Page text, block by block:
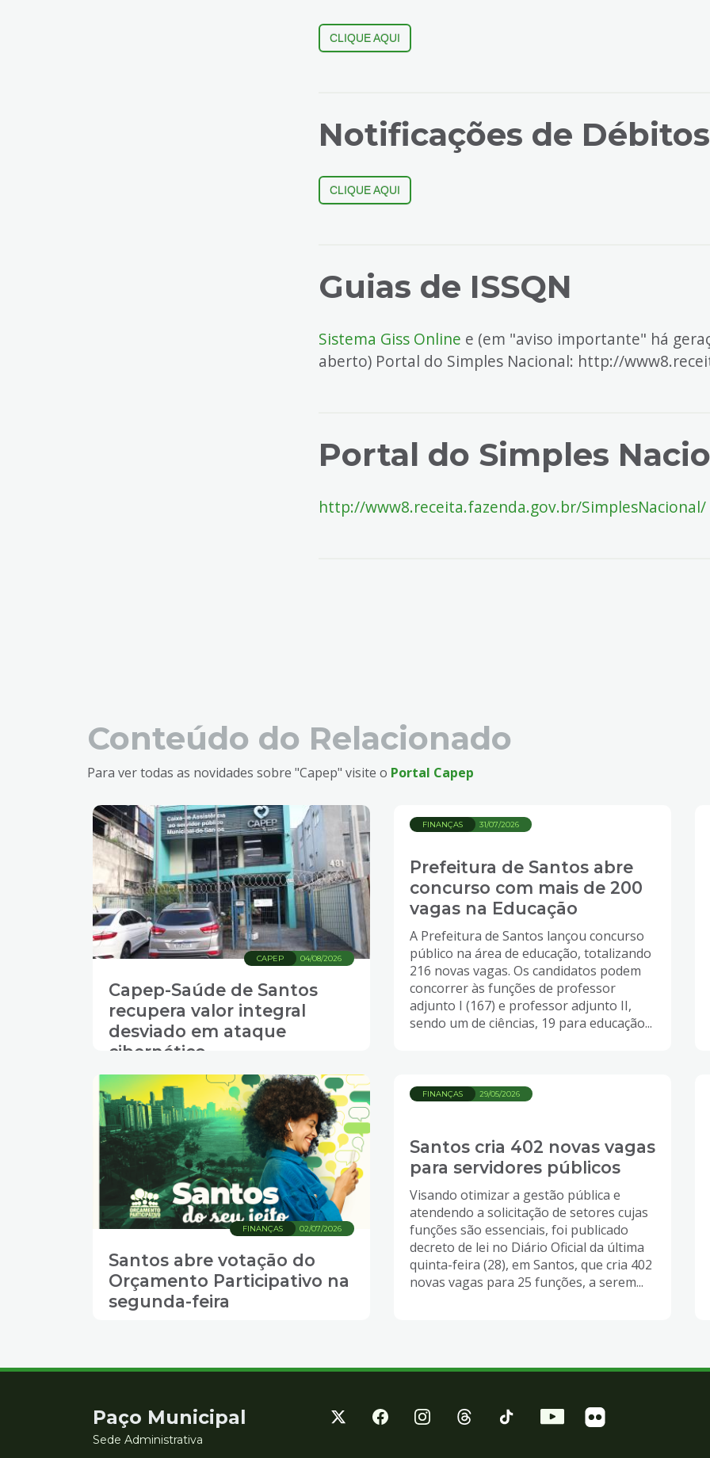
CLIQUE AQUI
Notificações de Débitos
CLIQUE AQUI
Guias de ISSQN
Sistema Giss Online e (em "aviso importante" há
aberto) Portal do Simples Nacional: http://
Portal do Simples
http://www8.receita.fazenda.gov.br/SimplesNacional/
Conteúdo do Relacionado
Para ver todas as novidades sobre "Capep" visite o Portal Capep
04/08/2026
CAPEP
Capep-Saúde de Santos
recupera valor integral
desviado em ataque
cibernético
31/07/2026
FINANÇAS
Prefeitura de Santos abre
concurso com mais de 200
vagas na Educação
A Prefeitura de Santos lançou concurso
público na área de educação, totalizando
216 novas vagas. Os candidatos podem
concorrer às funções de professor
adjunto I (167) e professor adjunto II,
sendo um de ciências, 19 para educação...
02/07/2026
FINANÇAS
Santos abre votação do
Orçamento Participativo na
segunda-feira
29/05/2026
FINANÇAS
Santos cria 402 novas vagas
para servidores públicos
Visando otimizar a gestão pública e
atendendo a solicitação de setores cujas
funções são essenciais, foi publicado
decreto de lei no Diário Oficial da última
quinta-feira (28), em Santos, que cria 402
novas vagas para 25 funções, a serem...
Contato
Paço Municipal
Sede Administrativa